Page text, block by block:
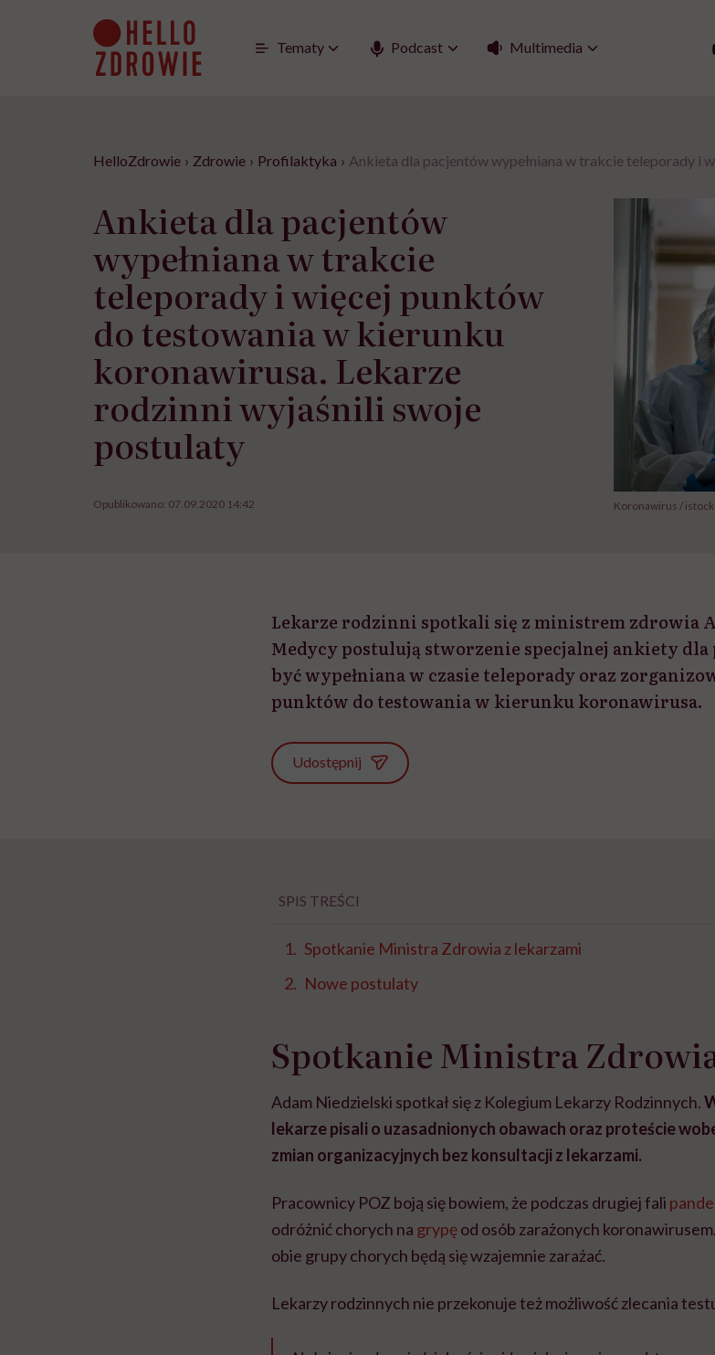
Tematy Podcast Multimedia
HelloZdrowie › Zdrowie › Profilaktyka › Ankieta dla pacjentów wypełniana w trakcie teleporady i
Ankieta dla pacjentów
wypełniana w trakcie
teleporady i więcej punktów
do testowania w kierunku
koronawirusa. Lekarze
rodzinni wyjaśnili swoje
postulaty
Opublikowano: 07.09.2020 14:42 Koronawirus / istock
Lekarze rodzinni spotkali się z ministrem zdrowia
Medycy postulują stworzenie specjalnej ankiety dla
być wypełniana w czasie teleporady oraz
punktów do testowania w kierunku koronawirusa.
Udostępnij
SPIS TREŚCI
Spotkanie Ministra Zdrowia z lekarzami
Nowe postulaty
Spotkanie Ministra
Adam Niedzielski spotkał się z Kolegium Lekarzy Rodzinnych.
lekarze pisali o uzasadnionych obawach oraz proteście
zmian organizacyjnych bez konsultacji z lekarzami.
Pracownicy POZ boją się bowiem, że podczas drugiej fali
odróżnić chorych na grypęod osób zarażonych
obie grupy chorych będą się wzajemnie zarażać.
Lekarzy rodzinnych nie przekonuje też możliwość zlecania